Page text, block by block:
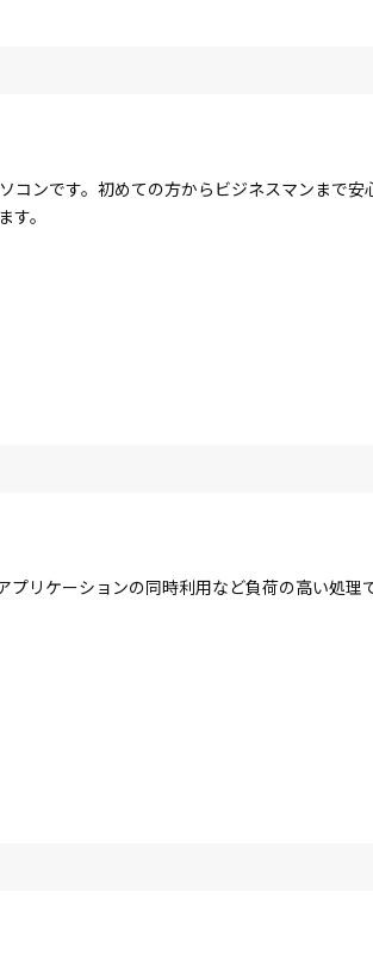
ンです。初めての方からビジネスマンまで
。
リケーションの同時利用など負荷の高い処理